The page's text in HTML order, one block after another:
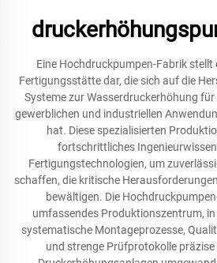
Eine Hochdruckpumpen-Fabrik
Fertigungsstätte dar, die sich auf die
Systeme zur Wasserdruckerhöhung
gewerblichen und industriellen
hat. Diese spezialisierten
fortschrittliches
Fertigungstechnologien, um
schaffen, die kritische
bewältigen. Die
umfassendes Produktionszentrum,
systematische Montageprozesse,
und strenge Prüfprotokolle